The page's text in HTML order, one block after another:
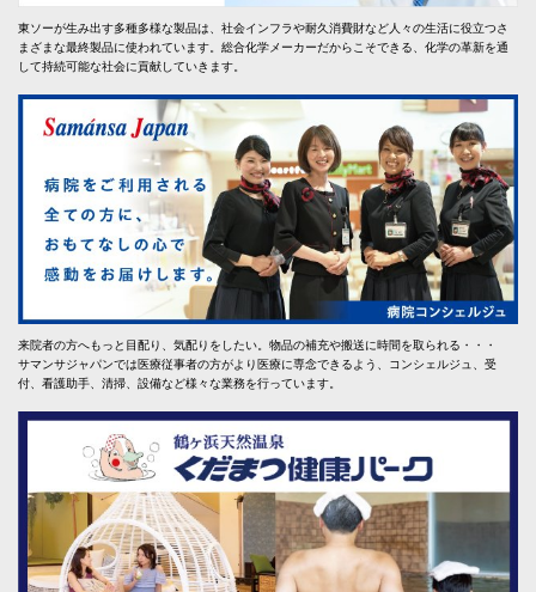
東ソーが生み出す多種多様な製品は、社会インフラや耐久消費財など人々の生活に役立つさ
まざまな最終製品に使われています。総合化学メーカーだからこそできる、化学の革新を通
して持続可能な社会に貢献していきます。
来院者の方へもっと目配り、気配りをしたい。物品の補充や搬送に時間を取られる・・・
サマンサジャパンでは医療従事者の方がより医療に専念できるよう、コンシェルジュ、受
付、看護助手、清掃、設備など様々な業務を行っています。